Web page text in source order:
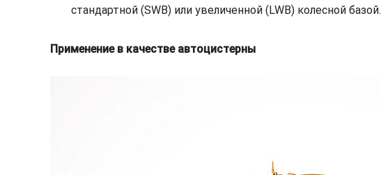
стандартной (SWB) или увеличенной (LWB) колесной базой.
Применение в качестве автоцистерны